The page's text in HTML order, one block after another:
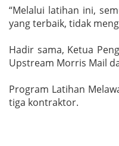
“Melalui latihan ini,
yang terbaik, tidak
Hadir sama, Ketua
Upstream Morris Mail
Program Latihan
tiga kontraktor.